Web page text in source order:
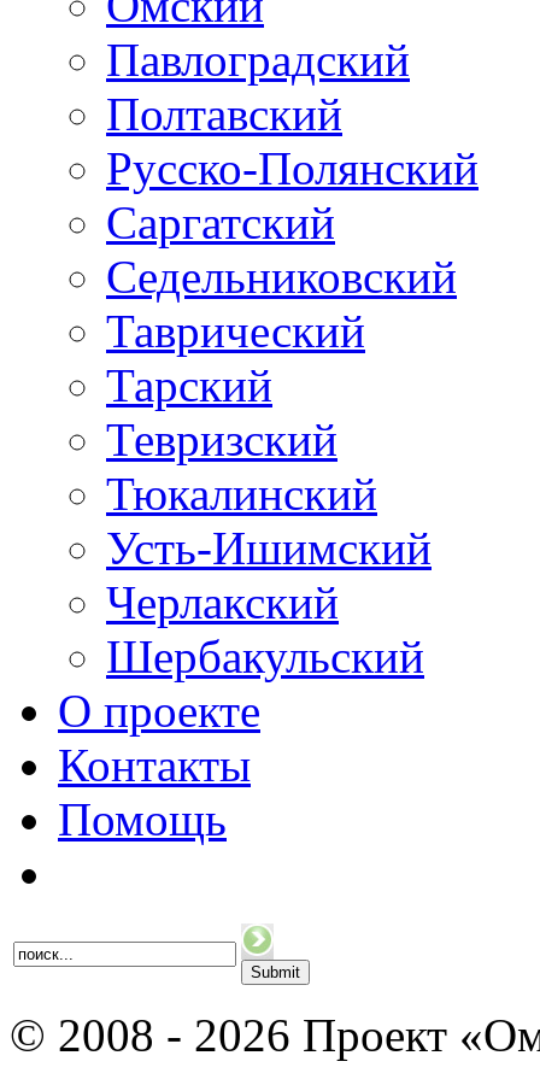
Павлоградский
Полтавский
Русско-Полянский
Саргатский
Седельниковский
Таврический
Тарский
Тевризский
Тюкалинский
Усть-Ишимский
Черлакский
Шербакульский
О проекте
Контакты
Помощь
© 2008 - 2026 Проект